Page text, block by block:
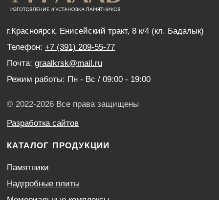
Дистанционный заказ памятника
Наши работы
Оптовым покупателям
Акции
Политика конфиденциальности
данных